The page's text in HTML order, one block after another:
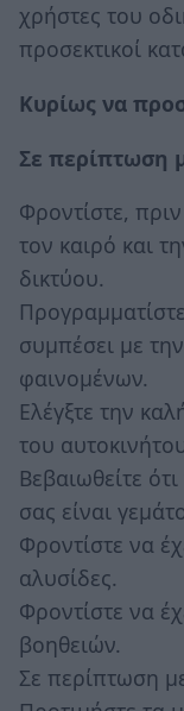
χρήστες του
προσεκτικοί
Κυρίως να
Σε περίπτωση
Φροντίστε,
τον καιρό και
δικτύου.
συμπέσει με
φαινομένων.
Ελέγξτε την
του
Βεβαιωθείτε
σας είναι
Φροντίστε να
αλυσίδες.
Φροντίστε να
βοηθειών.
Σε περίπτωση